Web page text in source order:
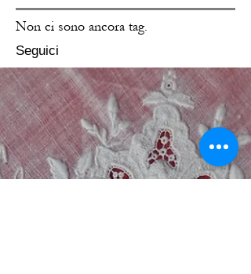
Non ci sono ancora tag.
Seguici